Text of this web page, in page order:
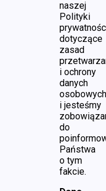
naszej
Polityki
dotyczące
zasad
i ochrony
danych
osobowych
i jesteśmy
do
Państwa
o tym
fakcie.